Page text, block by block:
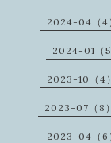
2024-04（4
2024-01（5
2023-10（4）
2023-07（8）
2023-04（6